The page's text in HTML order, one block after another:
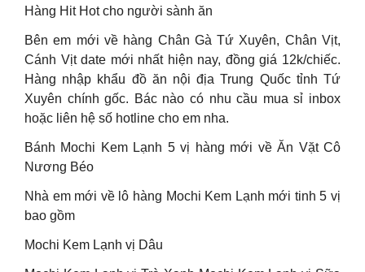
Hàng Hit Hot cho người sành ăn
Bên em mới về hàng Chân Gà Tứ Xuyên, Chân Vịt,
Cánh Vịt date mới nhất hiện nay, đồng giá 12k/chiếc.
Hàng nhập khẩu đồ ăn nội địa Trung Quốc tỉnh Tứ
Xuyên chính gốc. Bác nào có nhu cầu mua sỉ inbox
hoặc liên hệ số hotline cho em nha.
Bánh Mochi Kem Lạnh 5 vị hàng mới về Ăn Vặt Cô
Nương Béo
Nhà em mới về lô hàng Mochi Kem Lạnh mới tinh 5 vị
bao gồm
Mochi Kem Lạnh vị Dâu